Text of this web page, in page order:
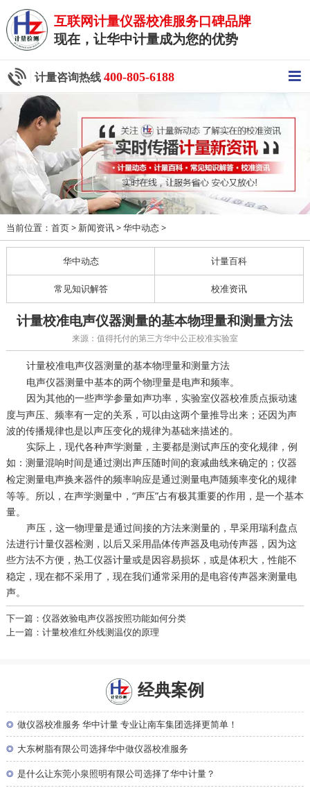
互联网计量仪器校准服务口碑品牌
现在，让华中计量成为您的优势
计量咨询热线 400-805-6188
当前位置： 首页> 新闻资讯> 华中动态>
华中动态 计量百科
常见知识解答 校准资讯
计量校准电声仪器测量的基本物理量和测量方法
来源：值得托付的第三方华中公正校准实验室
计量校准电声仪器测量的基本物理量和测量方法
电声仪器测量中基本的两个物理量是电声和频率。
因为其他的一些声学参量如声功率， 实验室仪器校准质点振动速
度与声压、频率有一定的关系，可以由这两个量推导出来；还因为声
波的传播规律也是以声压变化的规律为基础来描述的。
实际上，现代各种声学测量，主要都是测试声压的变化规律，例
如：测量混响时间是通过测出声压随时间的衰减曲线来确定的； 仪器
检定测量电声换来器件的频率响应是通过测量电声随频率变化的规律
等等。所以，在声学测量中，“声压”占有极其重要的作用，是一个基本
量。
声压，这一物理量是通过间接的方法来测量的，早采用瑞利盘点
法进行计量仪器检测，以后又采用晶体传声器及电动传声器，因为这
些方法不方便， 热工仪器计量或是因容易损坏，或是体积大，性能不
稳定，现在都不采用了，现在我们通常采用的是电容传声器来测量电
声。
下一篇：仪器效验电声仪器按照功能如何分类
上一篇：计量校准红外线测温仪的原理
经典案例
◎ 做仪器校准服务 华中计量 专业让南车集团选择更简单！
◎ 大东树脂有限公司选择华中做仪器校准服务
◎ 是什么让东莞小泉照明有限公司选择了华中计量？